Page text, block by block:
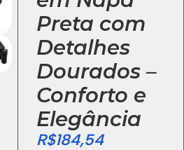
Preta com
Detalhes
Dourados –
Conforto e
Elegância
R$184,54